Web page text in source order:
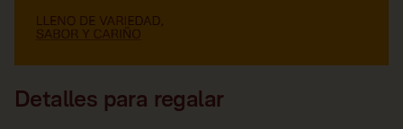
Detalles para regalar